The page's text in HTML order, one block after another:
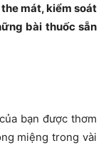
mát, kiểm soát
bài thuốc sẵn
bạn được thơm
miệng trong vài